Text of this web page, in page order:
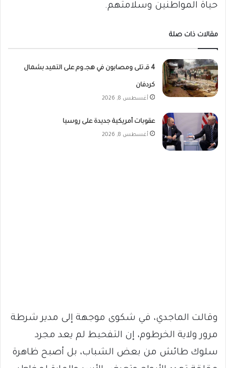
حياة المواطنين وسلامتهم.
مقالات ذات صلة
4 قـ.تلى ومصابون في هجـ.وم على التميد بشمال
كردفان
أغسطس 8, 2026
عقوبات أمريكية جديدة على روسيا
أغسطس 8, 2026
وقالت الماجدي، في شكوى موجهة إلى مدير شرطة
مرور ولاية الخرطوم، إن التفحيط لم يعد مجرد
سلوك طائش من بعض الشباب، بل أصبح ظاهرة